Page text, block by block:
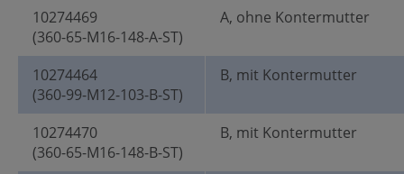
10274469
(360-65-M16-148-A-ST)
A, ohne Kontermutter
10274464
(360-99-M12-103-B-ST)
B, mit Kontermutter
10274470
(360-65-M16-148-B-ST)
B, mit Kontermutter